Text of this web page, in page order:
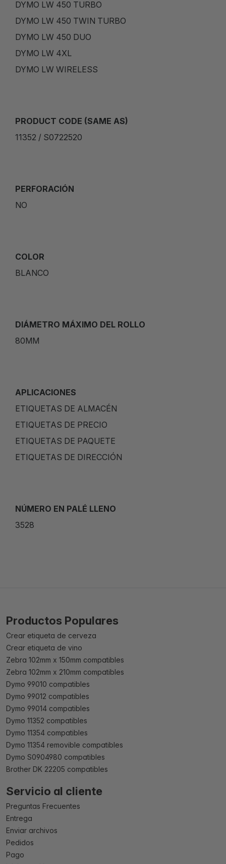
DYMO LW 450 TURBO
DYMO LW 450 TWIN TURBO
DYMO LW 450 DUO
DYMO LW 4XL
DYMO LW WIRELESS
PRODUCT CODE (SAME AS)
11352 / S0722520
PERFORACIÓN
NO
COLOR
BLANCO
DIÁMETRO MÁXIMO DEL ROLLO
80MM
APLICACIONES
ETIQUETAS DE ALMACÉN
ETIQUETAS DE PRECIO
ETIQUETAS DE PAQUETE
ETIQUETAS DE DIRECCIÓN
NÚMERO EN PALÉ LLENO
3528
Productos Populares
Crear etiqueta de cerveza
Crear etiqueta de vino
Zebra 102mm x 150mm compatibles
Zebra 102mm x 210mm compatibles
Dymo 99010 compatibles
Dymo 99012 compatibles
Dymo 99014 compatibles
Dymo 11352 compatibles
Dymo 11354 compatibles
Dymo 11354 removible compatibles
Dymo S0904980 compatibles
Brother DK 22205 compatibles
Servicio al cliente
Preguntas Frecuentes
Entrega
Enviar archivos
Pedidos
Pago